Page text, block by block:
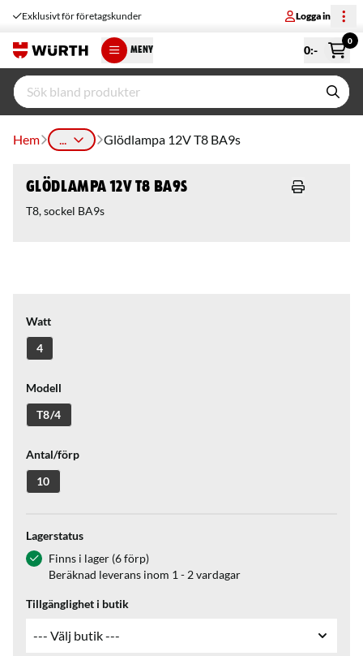
Exklusivt för företagskunder Logga in
MENY 0:-
0
Hem ... Glödlampa 12V T8 BA9s
Glödlampa 12V T8 BA9s
T8, sockel BA9s
Watt
4
Modell
T8/4
Antal/förp
10
Lagerstatus
Finns i lager (6 förp)
Beräknad leverans inom 1 - 2 vardagar
Tillgänglighet i butik